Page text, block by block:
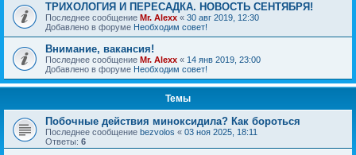
ТРИХОЛОГИЯ И ПЕРЕСАДКА. НОВОСТЬ СЕНТЯБРЯ!
Последнее сообщение Mr. Alexx « 30 авг 2019, 12:30
Добавлено в форуме Необходим совет!
Внимание, вакансия!
Последнее сообщение Mr. Alexx « 14 янв 2019, 23:00
Добавлено в форуме Необходим совет!
Темы
Побочные действия миноксидила? Как бороться
Последнее сообщение bezvolos « 03 ноя 2025, 18:11
Ответы: 6